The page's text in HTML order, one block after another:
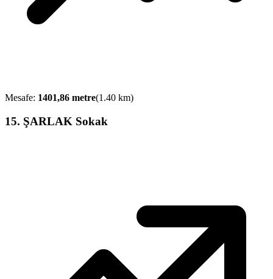
Mesafe: 1401,86 metre(1.40 km)
15. ŞARLAK Sokak